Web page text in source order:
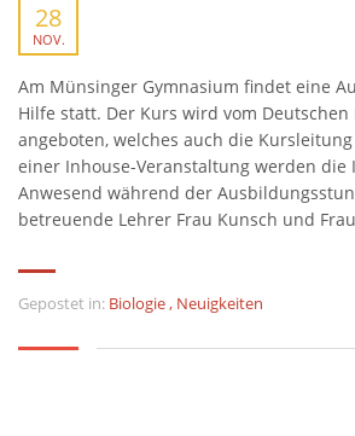
28
NOV.
Am Münsinger Gymnasium findet eine
Hilfe statt. Der Kurs wird vom Deutschen
angeboten, welches auch die
einer Inhouse-Veranstaltung werden
Anwesend während der
betreuende Lehrer Frau Kunsch und
Gepostet in: Biologie, Neuigkeiten